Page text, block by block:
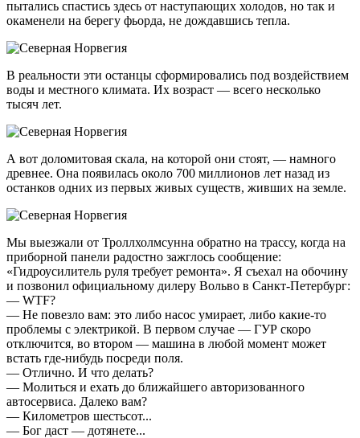
пытались спастись здесь от наступающих холодов, но так и
окаменели на берегу фьорда, не дождавшись тепла.
В реальности эти останцы сформировались под воздействием
воды и местного климата. Их возраст — всего несколько
тысяч лет.
А вот доломитовая скала, на которой они стоят, — намного
древнее. Она появилась около 700 миллионов лет назад из
останков одних из первых живых существ, живших на земле.
Мы выезжали от Троллхолмсунна обратно на трассу, когда на
приборной панели радостно зажглось сообщение:
«Гидроусилитель руля требует ремонта». Я съехал на обочину
и позвонил официальному дилеру Вольво в Санкт-Петербург:
— WTF?
— Не повезло вам: это либо насос умирает, либо какие-то
проблемы с электрикой. В первом случае — ГУР скоро
отключится, во втором — машина в любой момент может
встать где-нибудь посреди поля.
— Отлично. И что делать?
— Молиться и ехать до ближайшего авторизованного
автосервиса. Далеко вам?
— Километров шестьсот...
— Бог даст — дотянете...